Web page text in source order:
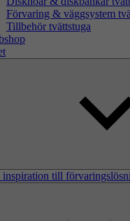
Förvaring & väggsystem
Tillbehör tvättstuga
till